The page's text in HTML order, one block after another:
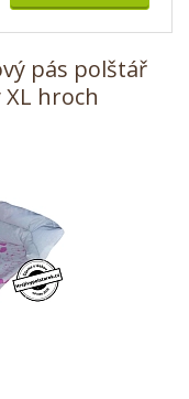
pás polštář
hroch